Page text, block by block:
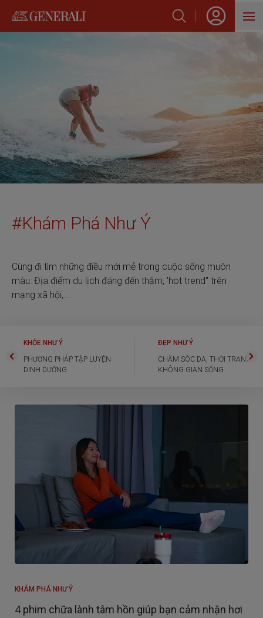
#Khám Phá Như Ý
Cùng đi tìm những điều mới mẻ trong cuộc sống muôn
màu: Địa điểm du lịch đáng đến thăm, 'hot trend" trên
mạng xã hội,...
KHỎE NHƯ Ý
PHƯƠNG PHÁP TẬP LUYỆN
DINH DƯỠNG
ĐẸP NHƯ Ý
CHĂM SÓC DA, THỜI TRANG
KHÔNG GIAN SỐNG
KHÁM PHÁ NHƯ Ý
4 phim chữa lành tâm hồn giúp bạn cảm nhận hơi